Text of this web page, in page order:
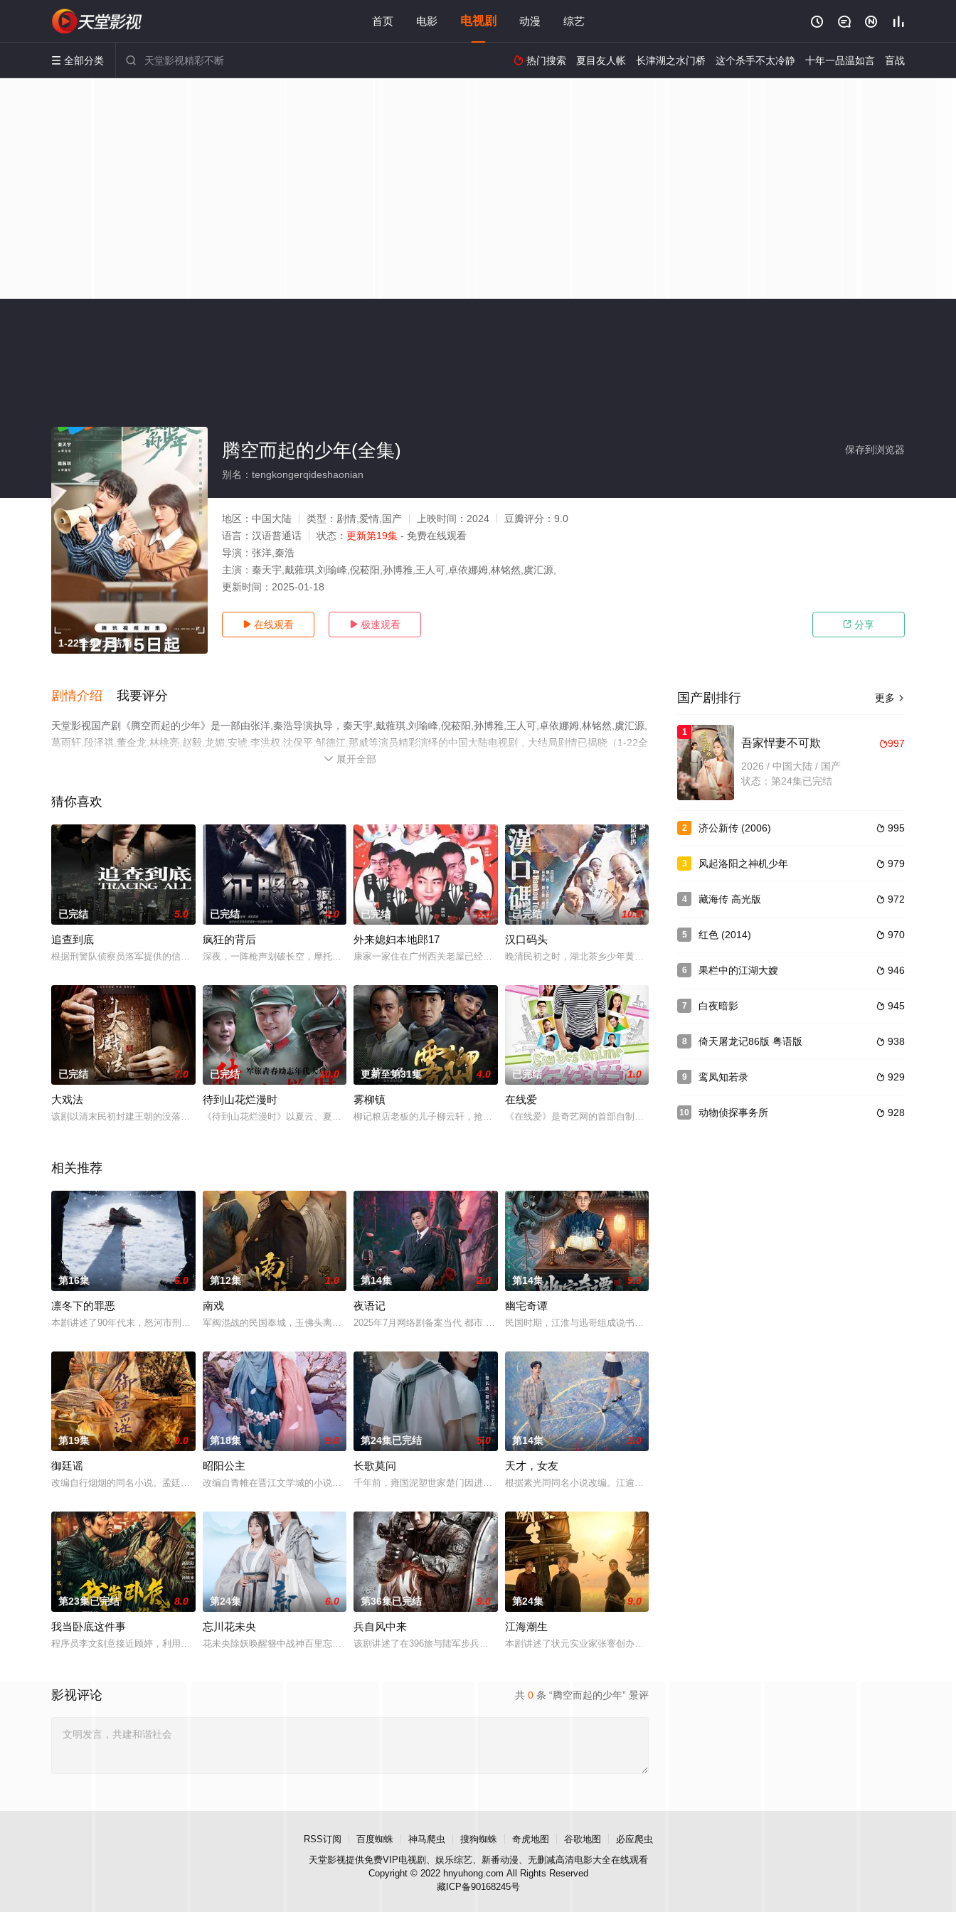
首页 电影 电视剧 动漫 综艺    
 全部分类   热门搜索 夏目友人帐 长津湖之水门桥 这个杀手不太冷静 十年一品温如言 盲战
1-22全集/大结局
保存到浏览器
腾空而起的少年(全集)
别名：tengkongerqideshaonian
地区： 中国大陆 类型： 剧情,爱情,国产 上映时间： 2024 豆瓣评分： 9.0
语言： 汉语普通话 状态： 更新第19集 - 免费在线观看
导演： 张洋,秦浩
主演： 秦天宇,戴蕥琪,刘瑜峰,倪菘阳,孙博雅,王人可,卓依娜姆,林铭然,虞汇源,
更新时间： 2025-01-18
 在线观看  极速观看  分享
剧情介绍 我要评分
天堂影视国产剧《腾空而起的少年》是一部由张洋,秦浩导演执导，秦天宇,戴蕥琪,刘瑜峰,倪菘阳,孙博雅,王人可,卓依娜姆,林铭然,虞汇源,
葛雨轩,段泽祺,董金龙,林桃亮,赵毅,龙媚,安琥,李洪权,沈保平,邹德江,那威等演员精彩演绎的中国大陆电视剧，大结局剧情已揭晓（1-22全
集），手机免费观看高清未删减完整版电视剧全集就上天堂电影网，更多相关信息可移步至豆瓣电视剧、电视猫或剧情网等平台了解。
 展开全部
猜你喜欢
已完结 5.0
追查到底
根据刑警队侦察员洛军提供的信息，西海市刑警队对钱海洋犯罪集团即将进行的假抄交易撒下了天罗地网。在交易现场，一个陌生人的出
已完结 4.0
疯狂的背后
深夜，一阵枪声划破长空，摩托车后座上的杀手连续射击，黑道人物吕焕和他贴身保镖身中数弹，当场毙命……吕焕是黑道上的一哥，他
已完结 6.0
外来媳妇本地郎17
康家一家住在广州西关老屋已经几十年了，康伯（龚锦堂 饰）、康婶（黄锦裳 饰）生了四个儿子，分别是祁光（苏志丹 饰）、祁宗
已完结 10.0
汉口码头
晚清民初之时，湖北茶乡少年黄天虎，不幸流落到汉口码头当扁担，又当过货栈学徒、洋行学徒，虚心求教，
已完结 7.0
大戏法
该剧以清末民初封建王朝的没落与社会转型为背景，讲述民间魔术艺人用朴素而本能的爱国情怀，传承、保护国粹的故事。有着数千年历
已完结 10.0
待到山花烂漫时
《待到山花烂漫时》以夏云、夏天和齐进南三人之间的感情戏为主线，通过对与夏云其它相关人物在不同时期的命运描写，反映了当今社
更新至第31集 4.0
雾柳镇
柳记粮店老板的儿子柳云轩，抢了家里的钱做经费，去省城参加学生运动，被赵督军抓捕。刑场上，柳镇土豪柳爷的大太太救下了柳云轩
已完结 1.0
在线爱
《在线爱》是奇艺网的首部自制剧，于2011年9月上线，在奇艺网首播。 本剧由青年导演杜童执导，据了解，
相关推荐
第16集 6.0
凛冬下的罪恶
本剧讲述了90年代末，怒河市刑侦支队在无普及监控、无DNA鉴定技术的支持下，通过摸排、勘查等传统刑侦手段，接连破获数起重
第12集 1.0
南戏
军阀混战的民国奉城，玉佛头离奇失窃，戏班主横尸戏台，将冷血少帅许又安与昆曲名伶荣筱楠推向不死不休的对立绝境。而他们不知，
第14集 2.0
夜语记
2025年7月网络剧备案当代 都市 海南越酷文化传媒有限公司
第14集 9.0
幽宅奇谭
民国时期，江淮与迅哥组成说书班子，偶遇“白天人住屋，晚上鬼占房”的阴阳宅，江淮被掳走配“阴婚”。他与女
第19集 9.0
御廷谣
改编自行烟烟的同名小说。孟廷辉，大平王朝有史以来个以女子进士科三元及第入翰林院的奇女子。十年前的她被他从死人堆里救出来，
第18集 9.0
昭阳公主
改编自青帷在晋江文学城的小说《平阳公主》。
第24集已完结 5.0
长歌莫问
千年前，雍国泥塑世家楚门因进贡的“十二生肖”离奇流血炸裂，惨遭满门流放，楚父以死鸣冤。楚家大小姐楚梓鸢带着滔天恨意，在屠
第14集 3.0
天才，女友
根据素光同同名小说改编。江逾白长大以后，林知夏忽然对他说：“江逾白，我喜欢你，哲学和生物学意义上的
第23集已完结 8.0
我当卧底这件事
程序员李文刻意接近顾婷，利用顾炎女儿奴的属性，请求老炮儿顾炎带自己用程序员身份卧底电诈集团以求查出未婚妻离奇死亡的真相。
第24集 6.0
忘川花未央
花未央除妖唤醒簪中战神百里忘川元神，二人共感相连，一同寻仙草修复肉身。未央动心，却不知自身是身负玄鸟之力的夜族公主，前世
第36集已完结 9.0
兵自风中来
该剧讲述了在396旅与陆军步兵学院联合举办的小型军事演习中，郭子剑因不满演习流于形式，假传指令要求真打实抗，虽引发哗然，
第24集 9.0
江海潮生
本剧讲述了状元实业家张謇创办大生企业，实业报国的故事。甲午战争后，国家蒙羞，张謇虽高中状元，却渴
共 0 条 “腾空而起的少年” 景评
影视评论
更多 
国产剧排行
1
997
吾家悍妻不可欺
2026 / 中国大陆 / 国产
状态：第24集已完结
2  995
济公新传 (2006)
3  979
风起洛阳之神机少年
4  972
藏海传 高光版
5  970
红色 (2014)
6  946
果栏中的江湖大嫂
7  945
白夜暗影
8  938
倚天屠龙记86版 粤语版
9  929
鸾凤知若录
10  928
动物侦探事务所
RSS订阅 百度蜘蛛 神马爬虫 搜狗蜘蛛 奇虎地图 谷歌地图
必应爬虫
天堂影视提供免费VIP电视剧、娱乐综艺、新番动漫、无删减高清电影大全在线观看
Copyright © 2022 hnyuhong.com All Rights Reserved
藏ICP备90168245号